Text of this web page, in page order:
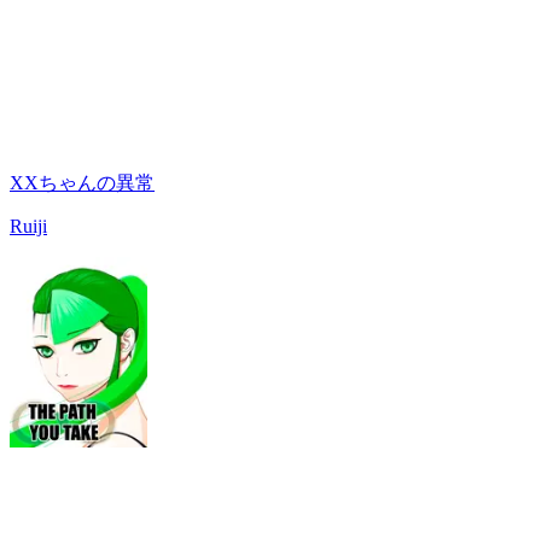
XXちゃんの異常
Ruiji